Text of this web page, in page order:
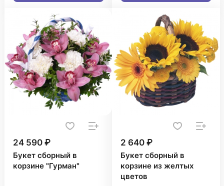
24 590 ₽
Букет сборный в
корзине "Гурман"
2 640 ₽
Букет сборный в
корзине из желтых
цветов